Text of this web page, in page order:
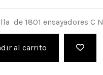
de 1801 ensayadores C N
al carrito